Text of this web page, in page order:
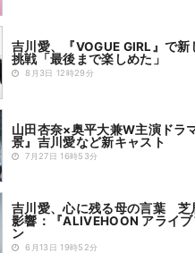
吉川愛、『VOGUE GIRL』で
挑戦「最後まで楽しめた」
8月3日 12時29分
山田杏奈×奥平大兼W主演ドラ
景』吉川愛など新キャスト
7月27日 16時53分
吉川愛、心に残る母の言葉 芝
影響：『ALIVEHOON アライ
ン
6月13日 19時52分